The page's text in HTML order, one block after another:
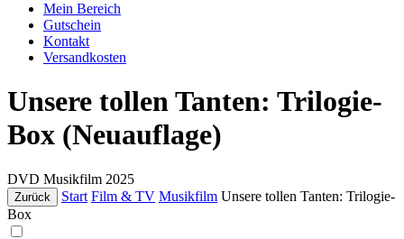
Mein Bereich
Gutschein
Kontakt
Versandkosten
Unsere tollen Tanten: Trilogie-
Box (Neuauflage)
DVD Musikfilm 2025
Zurück Start Film & TV Musikfilm Unsere tollen Tanten: Trilogie-
Box